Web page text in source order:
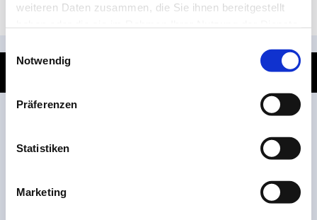
weiteren Daten zusammen, die Sie ihnen bereitgestellt
Notwendig
Präferenzen
Statistiken
Marketing
Anfahrt
Impressum / Datenschutz
Webansicht